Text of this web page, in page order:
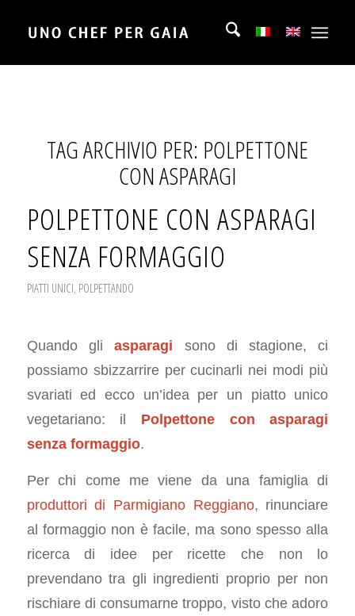
TAG ARCHIVIO PER: POLPETTONE
CON ASPARAGI
POLPETTONE CON ASPARAGI
SENZA FORMAGGIO
PIATTI UNICI, POLPETTANDO
Quando gliasparagi sono di stagione, ci
possiamo sbizzarrire per cucinarli nei modi più
svariati ed ecco un’idea per un piatto unico
vegetariano: il Polpettone con asparagi
senza formaggio.
Per chi come me viene da una famiglia di
produttori di Parmigiano Reggiano, rinunciare
al formaggio non è facile, ma sono spesso alla
ricerca di idee per ricette che non lo
prevendano tra gli ingredienti proprio per non
rischiare di consumarne troppo, visto che adoro